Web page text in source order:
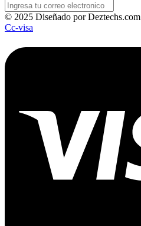
© 2025 Diseñado por Deztechs.com
Cc-visa